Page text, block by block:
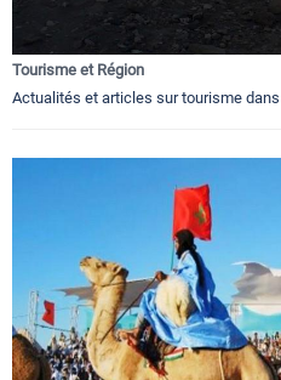
Tourisme et Région
Actualités et articles sur tourisme